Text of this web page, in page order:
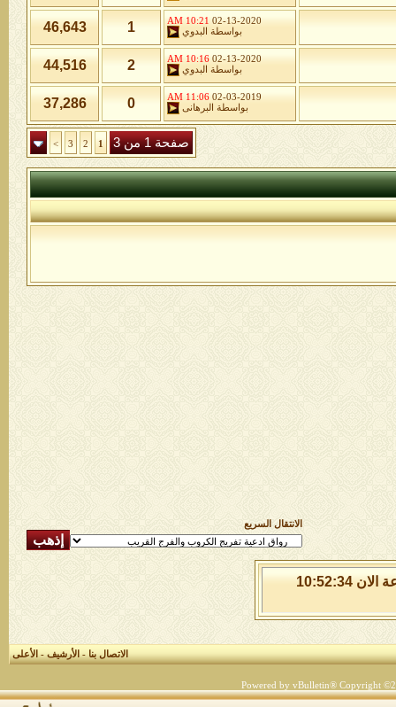
02-13-2020
10:21 AM
بواسطة
البدوي 1
46,643
02-13-2020
10:16 AM
بواسطة
البدوي 2
44,516
02-03-2019
11:06 AM
بواسطة
البرهانى 0
37,286
صفحة 1 من 3 1
2
3
>
الانتقال السريع
الجمعة 7 من اغسطس 2026 , الساعة الان 10:52:34
الاتصال بنا-الأرشيف-الأعلى
Powered by vBulletin® Copyright